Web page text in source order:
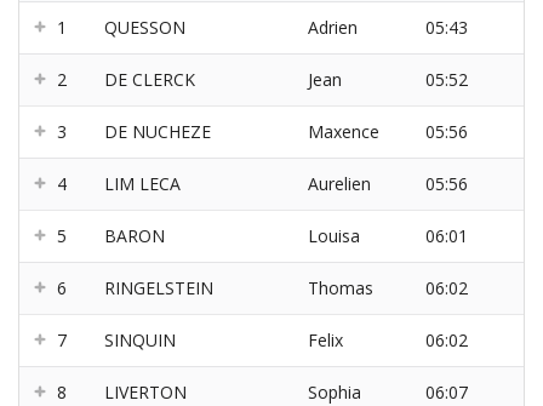
1 QUESSON Adrien 05:43
2 DE CLERCK Jean 05:52
3 DE NUCHEZE Maxence 05:56
4 LIM LECA Aurelien 05:56
5 BARON Louisa 06:01
6 RINGELSTEIN Thomas 06:02
7 SINQUIN Felix 06:02
8 LIVERTON Sophia 06:07